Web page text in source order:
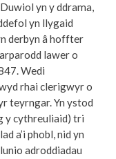
yn y ddrama,
yn llygaid
derbyn â hoffter
lawer o
Wedi
rhai clerigwyr o
teyrngar. Yn ystod
y cythreuliaid) tri
a’i phobl, nid yn
adroddiadau